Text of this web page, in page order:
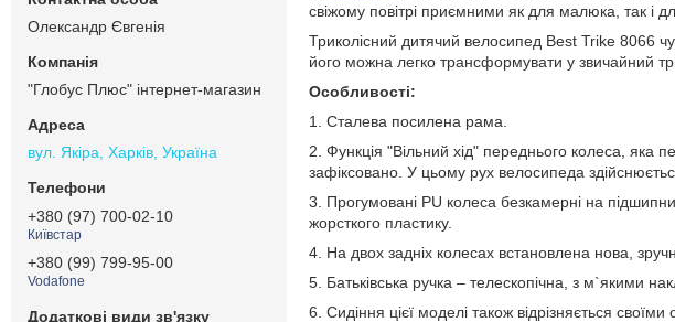
свіжому повітрі приємними як для малюка, так і
Триколісний дитячий велосипед Best Trike 8066
його можна легко трансформувати у звичайний
Особливості:
1. Сталева посилена рама.
2. Функція "Вільний хід" переднього колеса,
зафіксовано. У цьому рух велосипеда
3. Прогумовані PU колеса безкамерні на
жорсткого пластику.
4. На двох задніх колесах встановлена нова,
5. Батьківська ручка – телескопічна, з м`якими
6. Сидіння цієї моделі також відрізняється
Олександр Євгенія
"Глобус Плюс" інтернет-магазин
вул. Якіра, Харків, Україна
+380 (97) 700-02-10
Київстар
+380 (99) 799-95-00
Vodafone